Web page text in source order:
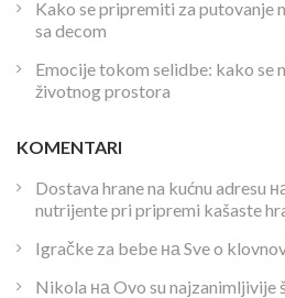
Kako se pripremiti za putovanje
sa decom
Emocije tokom selidbe: kako se
životnog prostora
KOMENTARI
Dostava hrane na kućnu adresu
nutrijente pri pripremi kašaste
Igračke za bebe на Sve o
Nikola на Ovo su najzanimljivije